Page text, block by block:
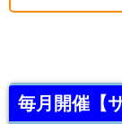
毎月開催【